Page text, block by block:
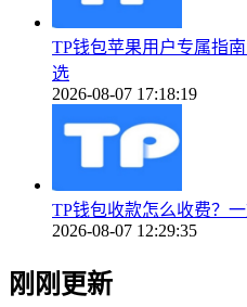
TP钱包苹果用户专属指
选
2026-08-07 17:18:19
TP钱包收款怎么收费？
2026-08-07 12:29:35
刚刚更新